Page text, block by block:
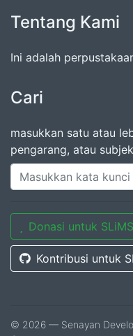
Tentang Kami
Ini adalah
Cari
masukkan satu atau
pengarang, atau subjek
Donasi untuk SLiMS
Kontribusi untuk
© 2026 — Senayan